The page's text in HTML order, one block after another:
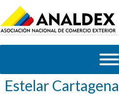
Centro de
Estelar Cartagena